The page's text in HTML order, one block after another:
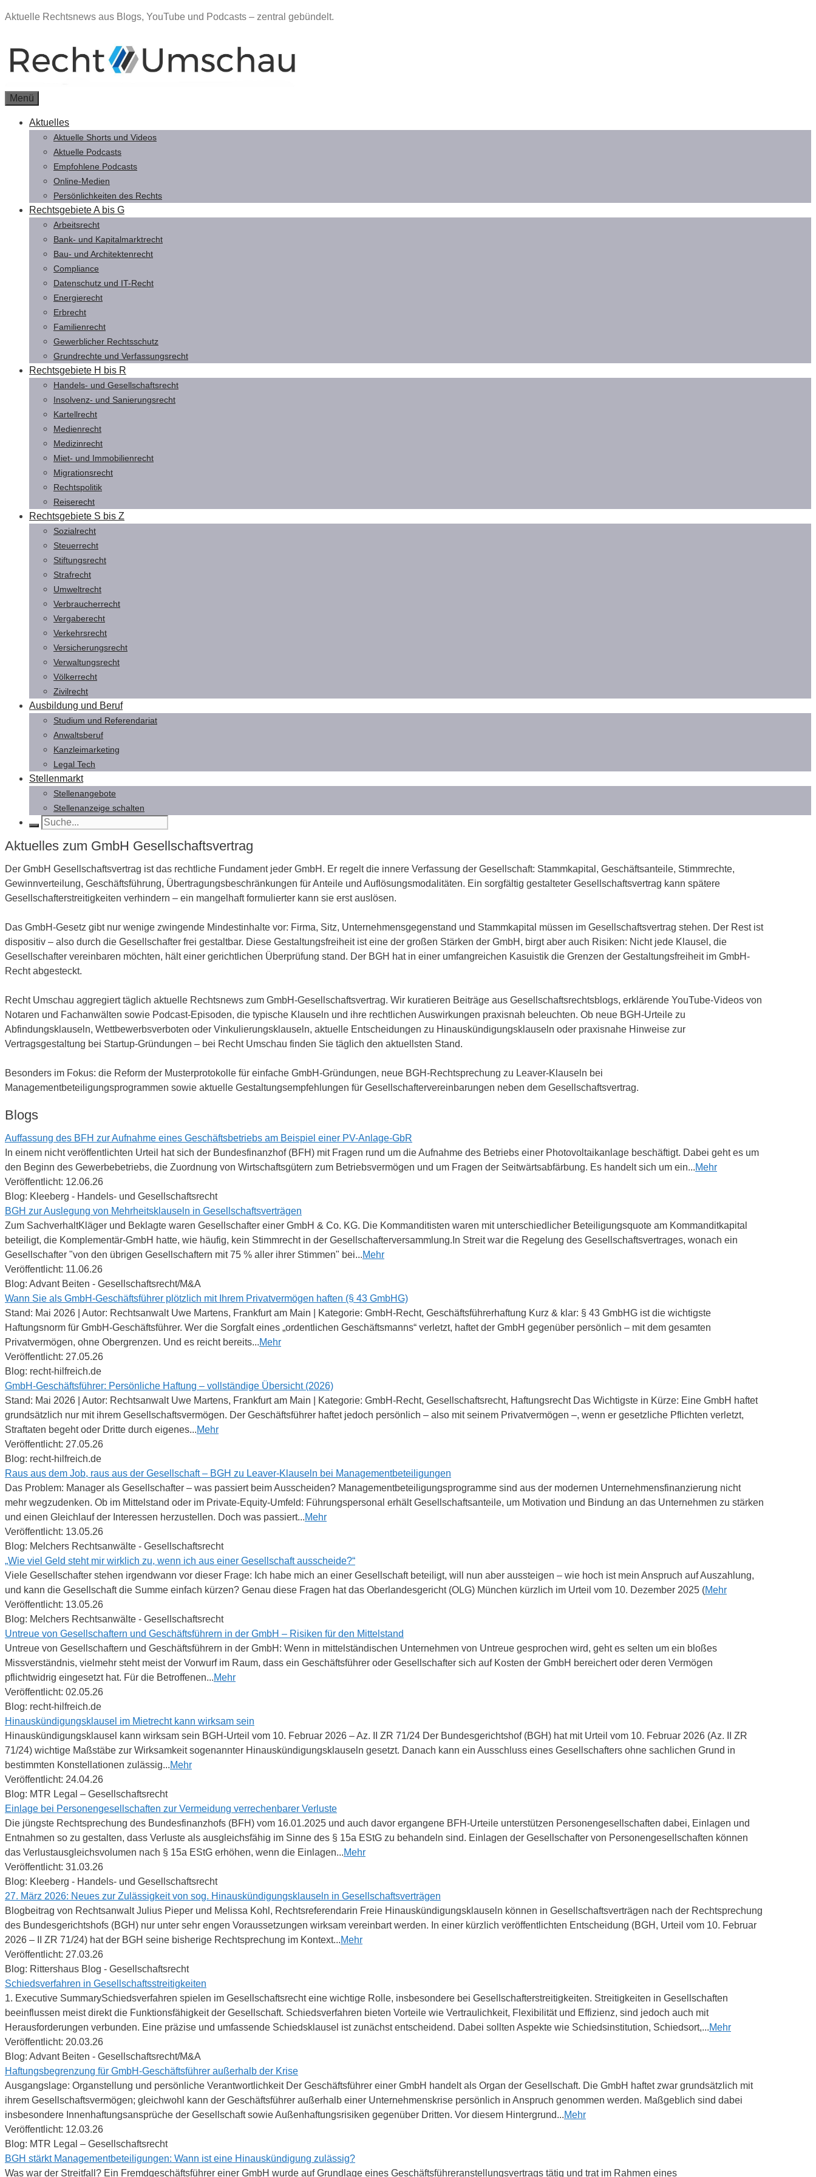
Zum
Aktuelle Rechtsnews aus Blogs, YouTube und Podcasts – zentral gebündelt.
Menü
Aktuelles
Aktuelle Shorts und Videos
Aktuelle Podcasts
Empfohlene Podcasts
Online-Medien
Persönlichkeiten des Rechts
Rechtsgebiete A bis G
Arbeitsrecht
Bank- und Kapitalmarktrecht
Bau- und Architektenrecht
Compliance
Datenschutz und IT-Recht
Energierecht
Erbrecht
Familienrecht
Gewerblicher Rechtsschutz
Grundrechte und Verfassungsrecht
Rechtsgebiete H bis R
Handels- und Gesellschaftsrecht
Insolvenz- und Sanierungsrecht
Kartellrecht
Medienrecht
Medizinrecht
Miet- und Immobilienrecht
Migrationsrecht
Rechtspolitik
Reiserecht
Rechtsgebiete S bis Z
Sozialrecht
Steuerrecht
Stiftungsrecht
Strafrecht
Umweltrecht
Verbraucherrecht
Vergaberecht
Verkehrsrecht
Versicherungsrecht
Verwaltungsrecht
Völkerrecht
Zivilrecht
Ausbildung und Beruf
Studium und Referendariat
Anwaltsberuf
Kanzleimarketing
Legal Tech
Stellenmarkt
Stellenangebote
Stellenanzeige schalten
Aktuelles zum GmbH Gesellschaftsvertrag
Der GmbH Gesellschaftsvertrag ist das rechtliche Fundament jeder GmbH. Er regelt die innere Verfassung der Gesellschaft: Stammkapital, Geschäftsanteile, Stimmrechte,
Gewinnverteilung, Geschäftsführung, Übertragungsbeschränkungen für Anteile und Auflösungsmodalitäten. Ein sorgfältig gestalteter Gesellschaftsvertrag kann spätere
Gesellschafterstreitigkeiten verhindern – ein mangelhaft formulierter kann sie erst auslösen.
Das GmbH-Gesetz gibt nur wenige zwingende Mindestinhalte vor: Firma, Sitz, Unternehmensgegenstand und Stammkapital müssen im Gesellschaftsvertrag stehen. Der Rest ist
dispositiv – also durch die Gesellschafter frei gestaltbar. Diese Gestaltungsfreiheit ist eine der großen Stärken der GmbH, birgt aber auch Risiken: Nicht jede Klausel, die
Gesellschafter vereinbaren möchten, hält einer gerichtlichen Überprüfung stand. Der BGH hat in einer umfangreichen Kasuistik die Grenzen der Gestaltungsfreiheit im GmbH-
Recht abgesteckt.
Recht Umschau aggregiert täglich aktuelle Rechtsnews zum GmbH-Gesellschaftsvertrag. Wir kuratieren Beiträge aus Gesellschaftsrechtsblogs, erklärende YouTube-Videos von
Notaren und Fachanwälten sowie Podcast-Episoden, die typische Klauseln und ihre rechtlichen Auswirkungen praxisnah beleuchten. Ob neue BGH-Urteile zu
Abfindungsklauseln, Wettbewerbsverboten oder Vinkulierungsklauseln, aktuelle Entscheidungen zu Hinauskündigungsklauseln oder praxisnahe Hinweise zur
Vertragsgestaltung bei Startup-Gründungen – bei Recht Umschau finden Sie täglich den aktuellsten Stand.
Besonders im Fokus: die Reform der Musterprotokolle für einfache GmbH-Gründungen, neue BGH-Rechtsprechung zu Leaver-Klauseln bei
Managementbeteiligungsprogrammen sowie aktuelle Gestaltungsempfehlungen für Gesellschaftervereinbarungen neben dem Gesellschaftsvertrag.
Blogs
Auffassung des BFH zur Aufnahme eines Geschäftsbetriebs am Beispiel einer PV-Anlage-GbR
In einem nicht veröffentlichten Urteil hat sich der Bundesfinanzhof (BFH) mit Fragen rund um die Aufnahme des Betriebs einer Photovoltaikanlage beschäftigt. Dabei geht es um
den Beginn des Gewerbebetriebs, die Zuordnung von Wirtschaftsgütern zum Betriebsvermögen und um Fragen der Seitwärtsabfärbung. Es handelt sich um ein...Mehr
Veröffentlicht: 12.06.26
Blog: Kleeberg - Handels- und Gesellschaftsrecht
BGH zur Auslegung von Mehrheitsklauseln in Gesellschaftsverträgen
Zum SachverhaltKläger und Beklagte waren Gesellschafter einer GmbH & Co. KG. Die Kommanditisten waren mit unterschiedlicher Beteiligungsquote am Kommanditkapital
beteiligt, die Komplementär-GmbH hatte, wie häufig, kein Stimmrecht in der Gesellschafterversammlung.In Streit war die Regelung des Gesellschaftsvertrages, wonach ein
Gesellschafter "von den übrigen Gesellschaftern mit 75 % aller ihrer Stimmen" bei...Mehr
Veröffentlicht: 11.06.26
Blog: Advant Beiten - Gesellschaftsrecht/M&A
Wann Sie als GmbH-Geschäftsführer plötzlich mit Ihrem Privatvermögen haften (§ 43 GmbHG)
Stand: Mai 2026 | Autor: Rechtsanwalt Uwe Martens, Frankfurt am Main | Kategorie: GmbH-Recht, Geschäftsführerhaftung Kurz & klar: § 43 GmbHG ist die wichtigste
Haftungsnorm für GmbH-Geschäftsführer. Wer die Sorgfalt eines „ordentlichen Geschäftsmanns“ verletzt, haftet der GmbH gegenüber persönlich – mit dem gesamten
Privatvermögen, ohne Obergrenzen. Und es reicht bereits...Mehr
Veröffentlicht: 27.05.26
Blog: recht-hilfreich.de
GmbH-Geschäftsführer: Persönliche Haftung – vollständige Übersicht (2026)
Stand: Mai 2026 | Autor: Rechtsanwalt Uwe Martens, Frankfurt am Main | Kategorie: GmbH-Recht, Gesellschaftsrecht, Haftungsrecht Das Wichtigste in Kürze: Eine GmbH haftet
grundsätzlich nur mit ihrem Gesellschaftsvermögen. Der Geschäftsführer haftet jedoch persönlich – also mit seinem Privatvermögen –, wenn er gesetzliche Pflichten verletzt,
Straftaten begeht oder Dritte durch eigenes...Mehr
Veröffentlicht: 27.05.26
Blog: recht-hilfreich.de
Raus aus dem Job, raus aus der Gesellschaft – BGH zu Leaver-Klauseln bei Managementbeteiligungen
Das Problem: Manager als Gesellschafter – was passiert beim Ausscheiden? Managementbeteiligungsprogramme sind aus der modernen Unternehmensfinanzierung nicht
mehr wegzudenken. Ob im Mittelstand oder im Private-Equity-Umfeld: Führungspersonal erhält Gesellschaftsanteile, um Motivation und Bindung an das Unternehmen zu stärken
und einen Gleichlauf der Interessen herzustellen. Doch was passiert...Mehr
Veröffentlicht: 13.05.26
Blog: Melchers Rechtsanwälte - Gesellschaftsrecht
„Wie viel Geld steht mir wirklich zu, wenn ich aus einer Gesellschaft ausscheide?“
Viele Gesellschafter stehen irgendwann vor dieser Frage: Ich habe mich an einer Gesellschaft beteiligt, will nun aber aussteigen – wie hoch ist mein Anspruch auf Auszahlung,
und kann die Gesellschaft die Summe einfach kürzen? Genau diese Fragen hat das Oberlandesgericht (OLG) München kürzlich im Urteil vom 10. Dezember 2025 (Mehr
Veröffentlicht: 13.05.26
Blog: Melchers Rechtsanwälte - Gesellschaftsrecht
Untreue von Gesellschaftern und Geschäftsführern in der GmbH – Risiken für den Mittelstand
Untreue von Gesellschaftern und Geschäftsführern in der GmbH: Wenn in mittelständischen Unternehmen von Untreue gesprochen wird, geht es selten um ein bloßes
Missverständnis, vielmehr steht meist der Vorwurf im Raum, dass ein Geschäftsführer oder Gesellschafter sich auf Kosten der GmbH bereichert oder deren Vermögen
pflichtwidrig eingesetzt hat. Für die Betroffenen...Mehr
Veröffentlicht: 02.05.26
Blog: recht-hilfreich.de
Hinauskündigungsklausel im Mietrecht kann wirksam sein
Hinauskündigungsklausel kann wirksam sein BGH-Urteil vom 10. Februar 2026 – Az. II ZR 71/24 Der Bundesgerichtshof (BGH) hat mit Urteil vom 10. Februar 2026 (Az. II ZR
71/24) wichtige Maßstäbe zur Wirksamkeit sogenannter Hinauskündigungsklauseln gesetzt. Danach kann ein Ausschluss eines Gesellschafters ohne sachlichen Grund in
bestimmten Konstellationen zulässig...Mehr
Veröffentlicht: 24.04.26
Blog: MTR Legal – Gesellschaftsrecht
Einlage bei Personengesellschaften zur Vermeidung verrechenbarer Verluste
Die jüngste Rechtsprechung des Bundesfinanzhofs (BFH) vom 16.01.2025 und auch davor ergangene BFH-Urteile unterstützen Personengesellschaften dabei, Einlagen und
Entnahmen so zu gestalten, dass Verluste als ausgleichsfähig im Sinne des § 15a EStG zu behandeln sind. Einlagen der Gesellschafter von Personengesellschaften können
das Verlustausgleichsvolumen nach § 15a EStG erhöhen, wenn die Einlagen...Mehr
Veröffentlicht: 31.03.26
Blog: Kleeberg - Handels- und Gesellschaftsrecht
27. März 2026: Neues zur Zulässigkeit von sog. Hinauskündigungsklauseln in Gesellschaftsverträgen
Blogbeitrag von Rechtsanwalt Julius Pieper und Melissa Kohl, Rechtsreferendarin Freie Hinauskündigungsklauseln können in Gesellschaftsverträgen nach der Rechtsprechung
des Bundesgerichtshofs (BGH) nur unter sehr engen Voraussetzungen wirksam vereinbart werden. In einer kürzlich veröffentlichten Entscheidung (BGH, Urteil vom 10. Februar
2026 – II ZR 71/24) hat der BGH seine bisherige Rechtsprechung im Kontext...Mehr
Veröffentlicht: 27.03.26
Blog: Rittershaus Blog - Gesellschaftsrecht
Schiedsverfahren in Gesellschaftsstreitigkeiten
1. Executive SummarySchiedsverfahren spielen im Gesellschaftsrecht eine wichtige Rolle, insbesondere bei Gesellschafterstreitigkeiten. Streitigkeiten in Gesellschaften
beeinflussen meist direkt die Funktionsfähigkeit der Gesellschaft. Schiedsverfahren bieten Vorteile wie Vertraulichkeit, Flexibilität und Effizienz, sind jedoch auch mit
Herausforderungen verbunden. Eine präzise und umfassende Schiedsklausel ist zunächst entscheidend. Dabei sollten Aspekte wie Schiedsinstitution, Schiedsort,...Mehr
Veröffentlicht: 20.03.26
Blog: Advant Beiten - Gesellschaftsrecht/M&A
Haftungsbegrenzung für GmbH-Geschäftsführer außerhalb der Krise
Ausgangslage: Organstellung und persönliche Verantwortlichkeit Der Geschäftsführer einer GmbH handelt als Organ der Gesellschaft. Die GmbH haftet zwar grundsätzlich mit
ihrem Gesellschaftsvermögen; gleichwohl kann der Geschäftsführer außerhalb einer Unternehmenskrise persönlich in Anspruch genommen werden. Maßgeblich sind dabei
insbesondere Innenhaftungsansprüche der Gesellschaft sowie Außenhaftungsrisiken gegenüber Dritten. Vor diesem Hintergrund...Mehr
Veröffentlicht: 12.03.26
Blog: MTR Legal – Gesellschaftsrecht
BGH stärkt Managementbeteiligungen: Wann ist eine Hinauskündigung zulässig?
Was war der Streitfall? Ein Fremdgeschäftsführer einer GmbH wurde auf Grundlage eines Geschäftsführeranstellungsvertrags tätig und trat im Rahmen eines